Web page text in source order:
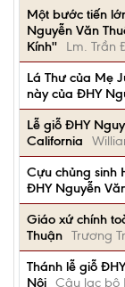
Một bước tiến
Nguyễn Văn
Kính''
Lm. Trần
Lá Thư của Mẹ
này của ĐHY
Lễ giỗ ĐHY
California
Cựu chủng sinh
ĐHY Nguyễn
Giáo xứ chính
Thuận Trương
Thánh lễ giỗ
Nội Câu lạc bộ